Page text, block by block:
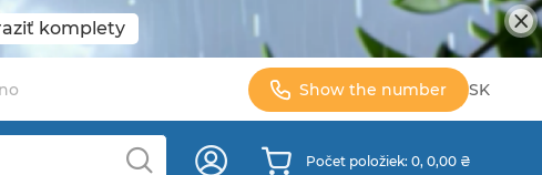
komplety
Show the number SK
Počet položiek: 0, 0,00 ₴